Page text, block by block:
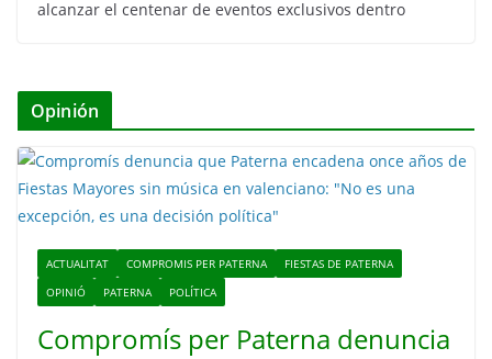
alcanzar el centenar de eventos exclusivos dentro
Opinión
ACTUALITAT COMPROMIS PER PATERNA
FIESTAS DE PATERNA
OPINIÓ
PATERNA POLÍTICA
Compromís per Paterna denuncia